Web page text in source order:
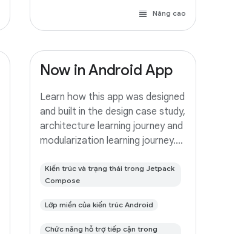
Nâng cao
Now in Android App
Learn how this app was designed
and built in the design case study,
architecture learning journey and
modularization learning journey.
Now in Android app. It is a work in
progress 🚧. Now in Android is a
fully functional
Kiến trúc và trạng thái trong Jetpack
Compose
Lớp miền của kiến trúc Android
Chức năng hỗ trợ tiếp cận trong